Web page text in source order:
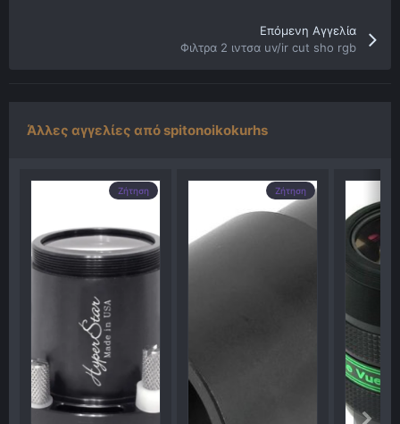
Επόμενη Αγγελία
Φιλτρα 2 ιντσα uv/ir cut sho rgb
Άλλες αγγελίες από spitonoikokurhs
Ζήτηση Ζήτηση